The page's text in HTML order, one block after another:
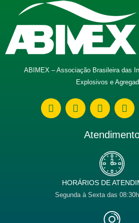
ABIMEX – Associação Brasileira das
Explosivos e
W
h
E
n
F
a
e
o
o
k
I
n
t
r
a
m
HORÁRIOS DE
Segunda à Sexta das